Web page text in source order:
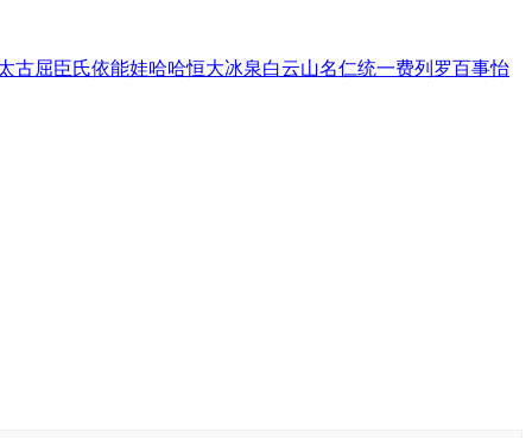
古屈臣氏依能娃哈哈恒大冰泉白云山名仁统一费列罗百事怡